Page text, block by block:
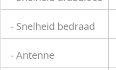
- Snelheid bedraad
- Antenne